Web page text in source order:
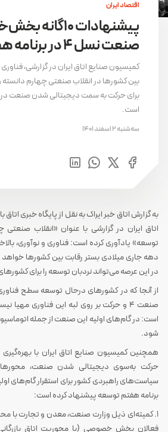
اقتصاد ایران
پیشنهادات
صنعت نسل 4 در برنامه هفتم
کمیسیون صنایع اتاق ایران در گزارشی، فناوری
برای حرکت به سمت دیجیتالی شدن صنعت در
است.
سه‌شنبه 2 اسفند 1401
به گزارش اتاق خبر ایراک به نقل از پایگاه خبری اتاق
اتاق ایران در گزارشی با عنوان «انقلاب صنعتی
توسعه» یادآوری کرده است: فناوری و نوآوری،
دهه جاری میلادی بستر رقابت بین کشورها
در این عرصه می‌تواند نردبان توسعه را برای
از آنجا که در کشورهای درحال توسعه سطح فناوری
صنعت 4 و حرکت بر روی لبه این فناوری
است: در گام‌های اولیه این صنعت از جمله
شود.
همچنین کمیسیون صنایع اتاق ایران با
برنامه هفتم توسعه پیشنهاد کرده است:
1. کمیته‌ای ذیل وزارت صنعت، معدن و تجارت با
فعالان بخش خصوصی (با محوریت اتاق